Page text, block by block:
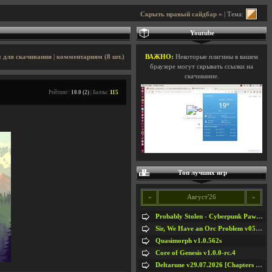
Скрыть правый сайдбар » | Тема:
для скачивания комментариям (8 шт.)
Рейтинг: 10.0 (2) | Баллы: 115
Youtube
ВАЖНО: Некоторые плагины в вашем
браузере могут скрывать ссылки на
скачивание.
Топ лучших игр
« Август'26 »
Probably Stolen - Cyberpunk Pawnshop Simulator v048c [Playtest]
Sir, We Have an Orc Problem v05.08.2026
Quasimorph v1.0.562s
Core of Genesis v1.0.0-rc.4
Deltarune v29.07.2026 [Chapters 1-5] / + RUS [Chapters 1-5]